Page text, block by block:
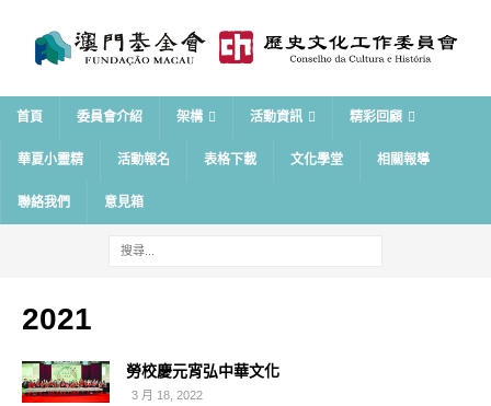
首頁 委員會介紹 架構 活動資訊 精彩回顧
華夏小靈精 活動報名 表格下載 文化學堂 相關報導
聯絡我們 意見箱
2021
勞校慶元宵弘中華文化
3 月 18, 2022